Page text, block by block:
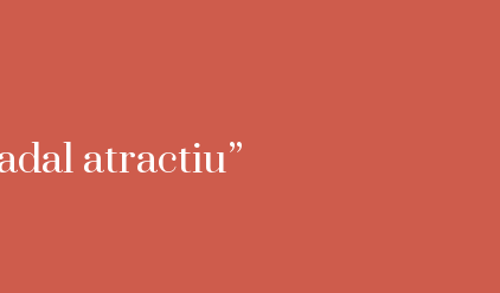
atractiu”